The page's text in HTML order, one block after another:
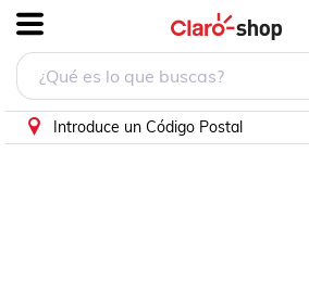
Introduce un Código Postal
PorCategorías
PorMarcas
PorDescuento